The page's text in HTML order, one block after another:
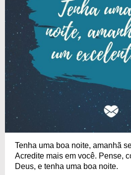
Tenha uma boa noite, amanhã
Acredite mais em você. Pense,
Deus, e tenha uma boa noite.